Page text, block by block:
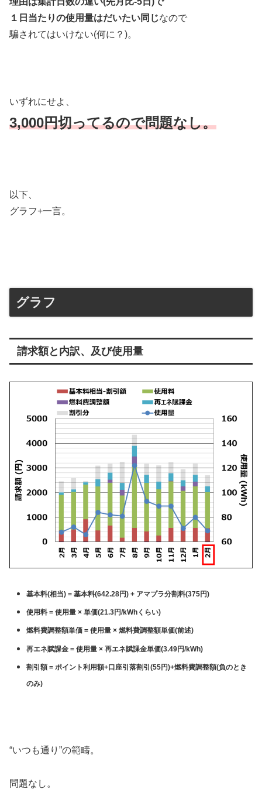
１日当たりの使用量はだいたい同じなので
騙されてはいけない(何に？)。
いずれにせよ、
3,000円切ってるので問題なし。
以下、
グラフ+一言。
グラフ
請求額と内訳、及び使用量
基本料(相当) = 基本料(642.28円) + アマプラ分割料(375円)
使用料 = 使用量 × 単価(21.3円/kWhくらい)
燃料費調整額単価 = 使用量 ×燃料費調整額単価(前述)
再エネ賦課金 = 使用量 × 再エネ賦課金単価(3.49円/kWh)
割引額 = ポイント利用額+口座引落割引(55円)+燃料費調整額(負のとき
のみ)
“いつも通り”の範疇。
問題なし。